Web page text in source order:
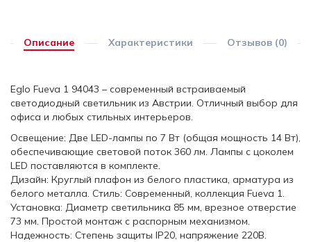
Описание Характеристики Отзывов (0)
Eglo Fueva 1 94043 – современный встраиваемый
светодиодный светильник из Австрии. Отличный выбор для
офиса и любых стильных интерьеров.
Освещение: Две LED-лампы по 7 Вт (общая мощность 14 Вт),
обеспечивающие световой поток 360 лм. Лампы с цоколем
LED поставляются в комплекте.
Дизайн: Круглый плафон из белого пластика, арматура из
белого металла. Стиль: Современный, коллекция Fueva 1.
Установка: Диаметр светильника 85 мм, врезное отверстие
73 мм. Простой монтаж с распорным механизмом.
Надежность: Степень защиты IP20, напряжение 220В.